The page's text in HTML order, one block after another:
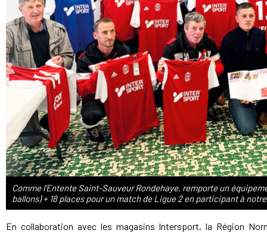
Comme l’Entente Saint-Sauveur Rondehaye, remporte un
ballons) + 18 places pour un match de Ligue 2 en participant à
En collaboration avec les magasins Intersport, la Région